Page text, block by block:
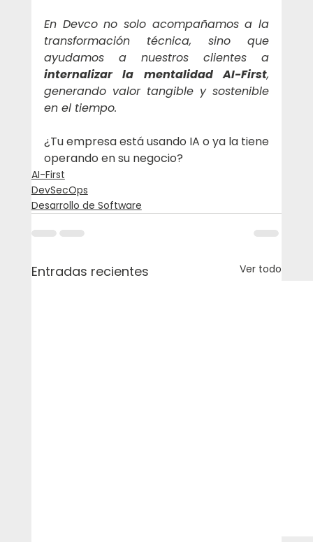
En Devco no solo acompañamos a la
transformación técnica, sino que
internalizar la mentalidad AI-First,
generando valor tangible y sostenible
en el tiempo.
¿Tu empresa está usando IA o ya la tiene
operando en su negocio?
AI-First
DevSecOps
Desarrollo de Software
Entradas recientes Ver todo